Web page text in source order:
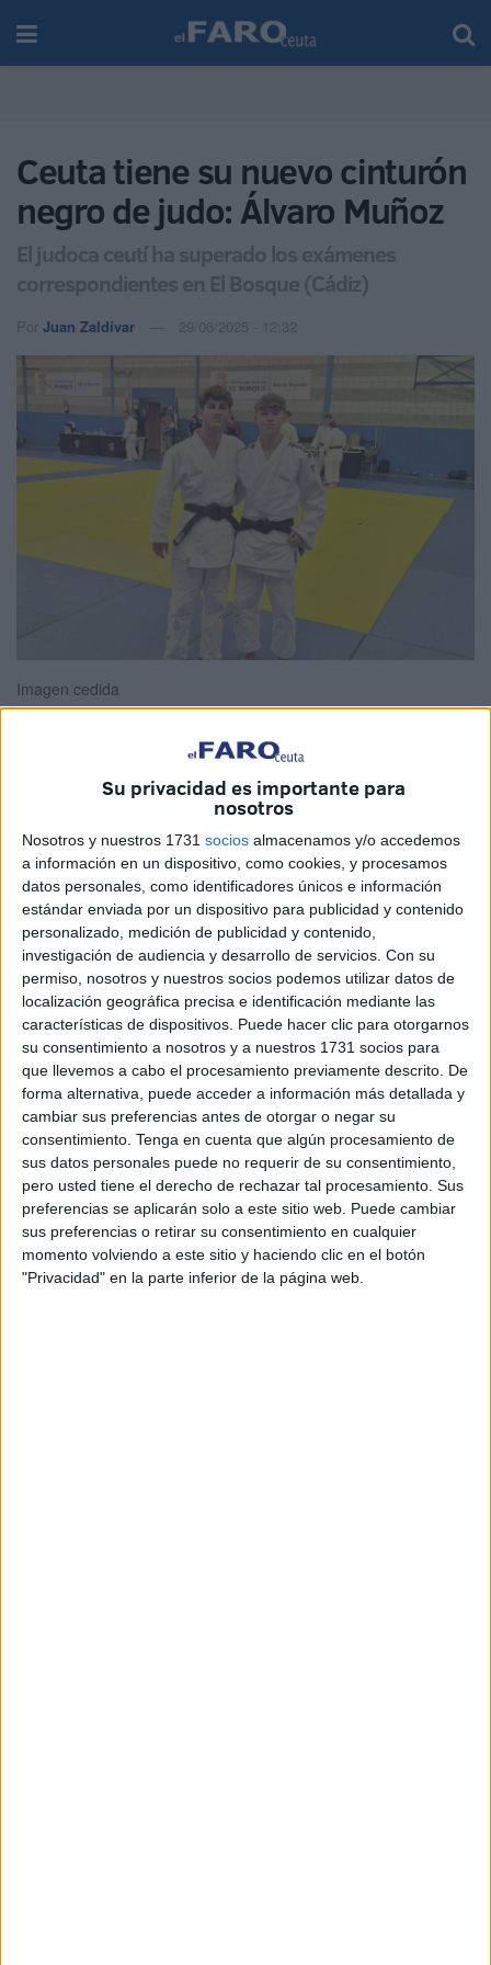
Su privacidad es importante para
nosotros
Nosotros y nuestros 1731 socios almacenamos y/o accedemos
a información en un dispositivo, como cookies, y procesamos
datos personales, como identificadores únicos e información
estándar enviada por un dispositivo para publicidad y contenido
personalizado, medición de publicidad y contenido,
investigación de audiencia y desarrollo de servicios. Con su
permiso, nosotros y nuestros socios podemos utilizar datos de
localización geográfica precisa e identificación mediante las
características de dispositivos. Puede hacer clic para otorgarnos
su consentimiento a nosotros y a nuestros 1731 socios para
que llevemos a cabo el procesamiento previamente descrito. De
forma alternativa, puede acceder a información más detallada y
cambiar sus preferencias antes de otorgar o negar su
consentimiento. Tenga en cuenta que algún procesamiento de
sus datos personales puede no requerir de su consentimiento,
pero usted tiene el derecho de rechazar tal procesamiento. Sus
preferencias se aplicarán solo a este sitio web. Puede cambiar
sus preferencias o retirar su consentimiento en cualquier
momento volviendo a este sitio y haciendo clic en el botón
"Privacidad" en la parte inferior de la página web.
Ceuta tiene su nuevo cinturón
negro de judo: Álvaro Muñoz
El judoca ceutí ha superado los exámenes
correspondientes en El Bosque (Cádiz)
Por Juan Zaldívar 29/06/2025 - 12:32
Imagen cedida
Este fin de semana se ha celebrado en lalocalidad de El
correspondientes para Cinturón Negro de Judo, al cual
ha asistido el alumno de la Federación de judo de Ceuta
Álvaro Muñoz Benito
Desde la Federación están deenhorabuena puesto que
el joven ceutí ha aprobadoel examen de Cinturón Negro
primer Dan de Judo.
Dicho examen ha constado de tres partes:la primera
estaba basada en la teoría y fundamentosde judo;
luego fue el turno detécnicas judo pie y técnicas de
judo sueloy, para terminar,el Katacorrespondiente para
primer Dan.
La Federación ha querido destacar “el alto nivel
demostrado por nuestro alumno, siendo felicitado por el
tribunal”. Esto forma parte de culminar unaenseñanza